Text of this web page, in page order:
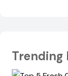
Trending